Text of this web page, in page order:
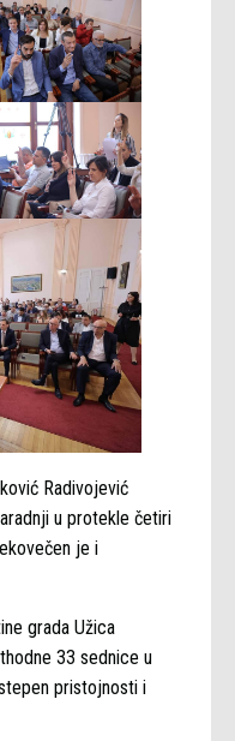
Radivojević
u protekle četiri
je i
grada Užica
33 sednice u
pristojnosti i